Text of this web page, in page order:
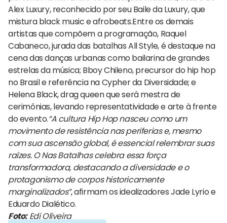
Alex Luxury, reconhecido por seu Baile da Luxury, que
mistura black music e afrobeats.Entre os demais
artistas que compõem a programação, Raquel
Cabaneco, jurada das batalhas All Style, é destaque na
cena das danças urbanas como bailarina de grandes
estrelas da música; Bboy Chileno, precursor do hip hop
no Brasil e referência na Cypher da Diversidade; e
Helena Black, drag queen que será mestra de
cerimônias, levando representatividade e arte à frente
do evento.“A cultura Hip Hop nasceu como um
movimento de resistência nas periferias e, mesmo
com sua ascensão global, é essencial relembrar suas
raízes. O Nas Batalhas celebra essa força
transformadora, destacando a diversidade e o
protagonismo de corpos historicamente
marginalizados”, afirmam os idealizadores Jade Lyrio e
Eduardo Dialético.
Foto:Edi Oliveira